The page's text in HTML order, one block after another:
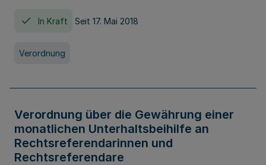
In Kraft Seit 17. Mai 2018
Verordnung
Verordnung über die Gewährung einer
monatlichen Unterhaltsbeihilfe an
Rechtsreferendarinnen und
Rechtsreferendare